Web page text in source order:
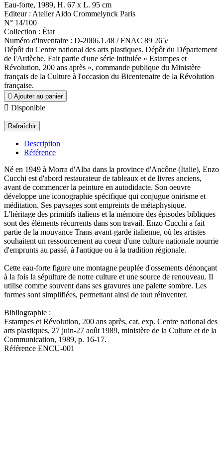
Eau-forte, 1989, H. 67 x L. 95 cm
Editeur : Atelier Aido Crommelynck Paris
N° 14/100
Collection : État
Numéro d'inventaire : D-2006.1.48 / FNAC 89 265/
Dépôt du Centre national des arts plastiques. Dépôt du Département
de l'Ardèche. Fait partie d'une série intitulée « Estampes et
Révolution, 200 ans après », commande publique du Ministère
français de la Culture à l'occasion du Bicentenaire de la Révolution
française.
 Ajouter au panier
 Disponible
Description
Référence
Né en 1949 à Morra d'Alba dans la province d'Ancône (Italie), Enzo
Cucchi est d'abord restaurateur de tableaux et de livres anciens,
avant de commencer la peinture en autodidacte. Son oeuvre
développe une iconographie spécifique qui conjugue onirisme et
méditation. Ses paysages sont empreints de métaphysique.
L'héritage des primitifs italiens et la mémoire des épisodes bibliques
sont des éléments récurrents dans son travail. Enzo Cucchi a fait
partie de la mouvance Trans-avant-garde italienne, où les artistes
souhaitent un ressourcement au coeur d'une culture nationale nourrie
d'emprunts au passé, à l'antique ou à la tradition régionale.
Cette eau-forte figure une montagne peuplée d'ossements dénonçant
à la fois la sépulture de notre culture et une source de renouveau. Il
utilise comme souvent dans ses gravures une palette sombre. Les
formes sont simplifiées, permettant ainsi de tout réinventer.
Bibliographie :
Estampes et Révolution, 200 ans après, cat. exp. Centre national des
arts plastiques, 27 juin-27 août 1989, ministère de la Culture et de la
Communication, 1989, p. 16-17.
Référence ENCU-001